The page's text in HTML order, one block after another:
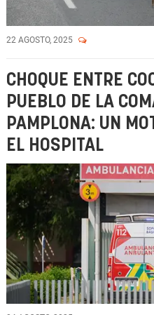
22 AGOSTO, 2025
CHOQUE ENTRE
PUEBLO DE LA
PAMPLONA: UN
EL HOSPITAL